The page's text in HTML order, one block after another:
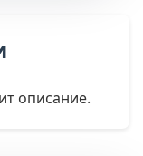
описание.